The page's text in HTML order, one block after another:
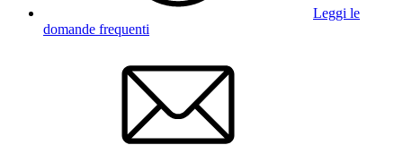
Leggi le
domande frequenti